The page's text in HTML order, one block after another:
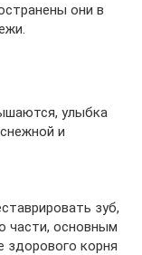
они в
улыбка
и
зуб,
части, основным
здорового корня